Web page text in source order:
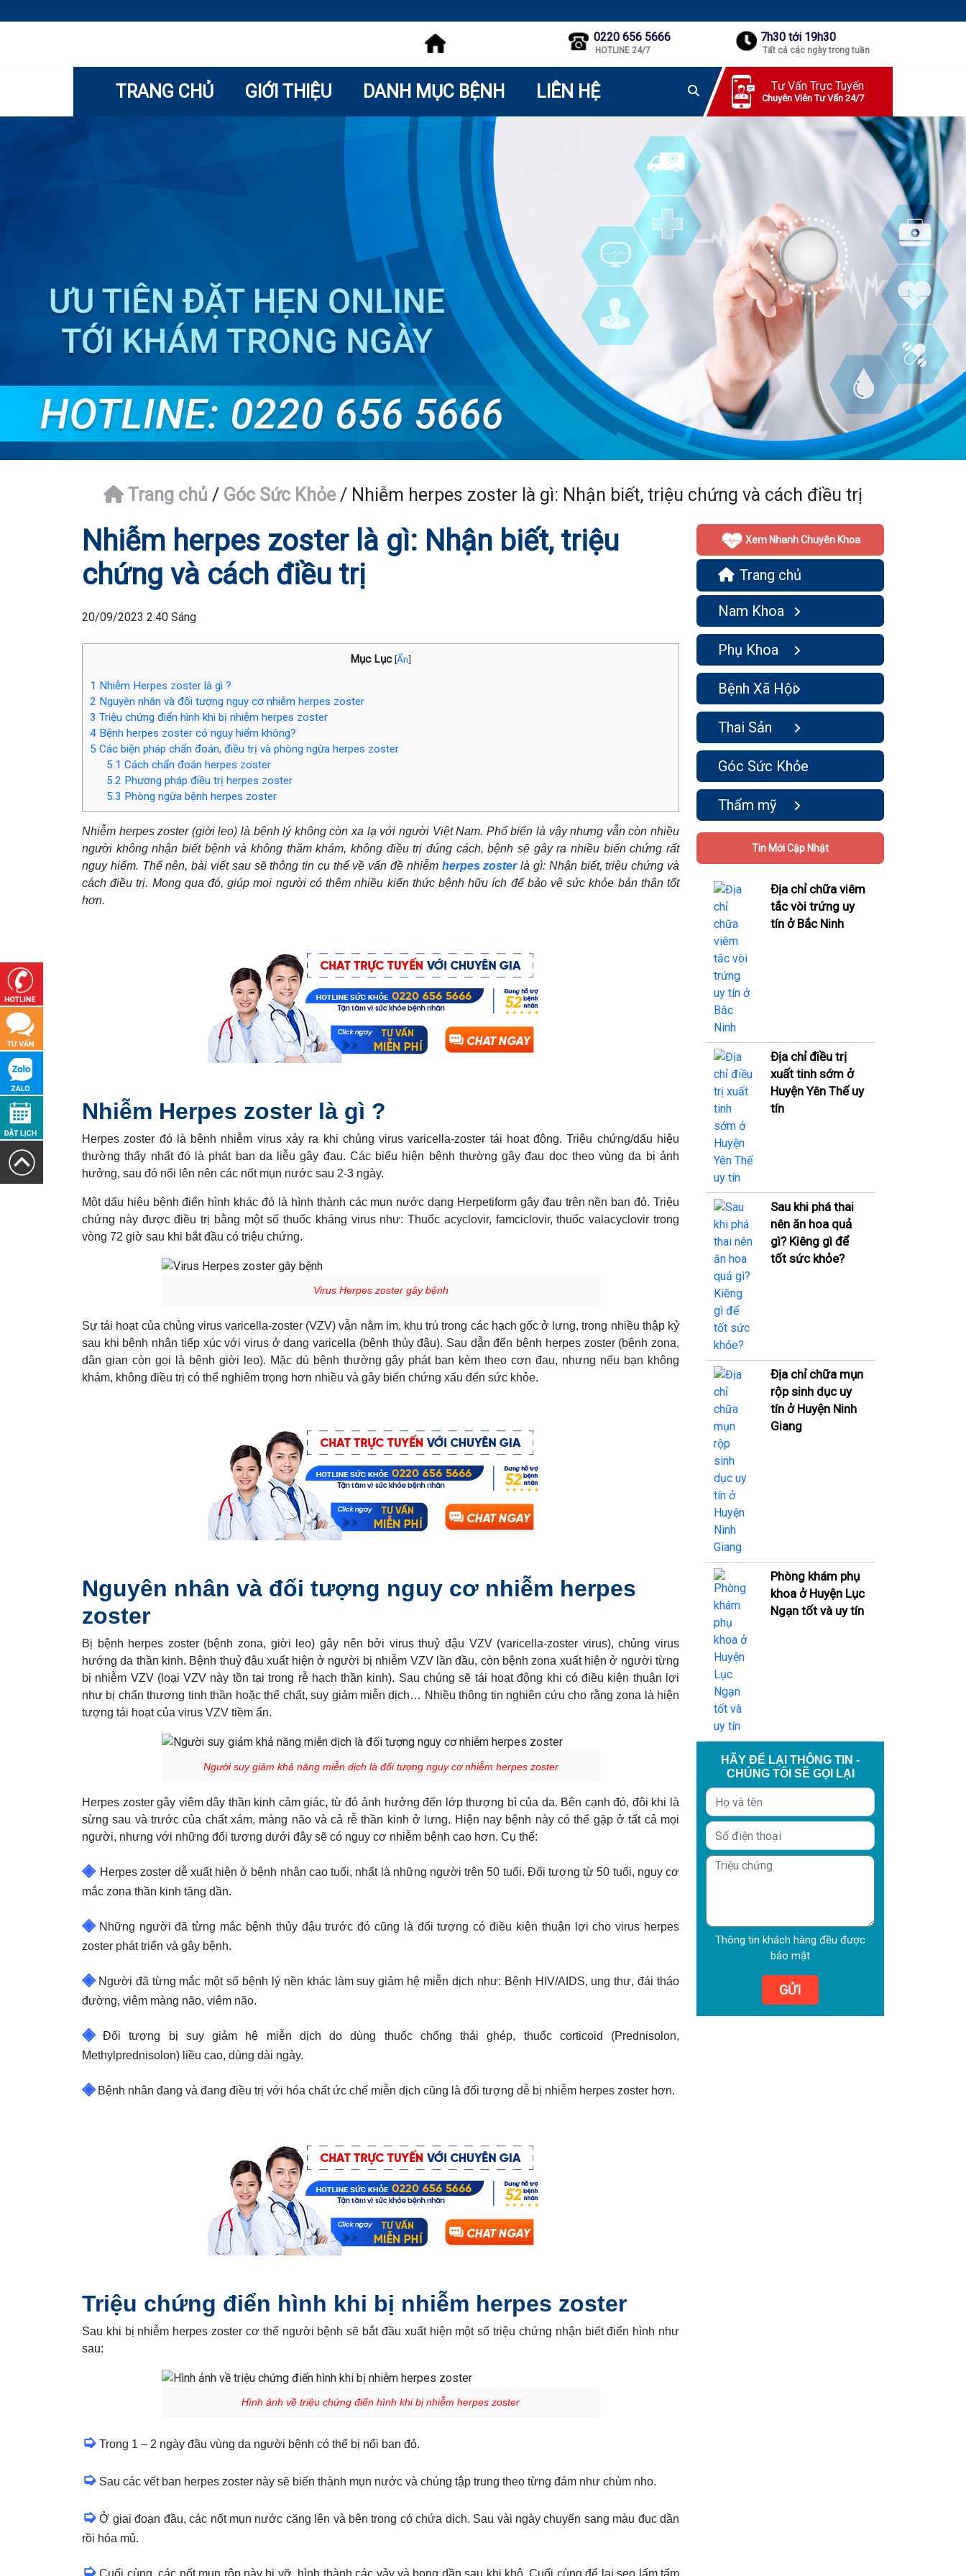
0220 656 5666
HOTLINE 24/7
7h30 tới 19h30
Tất cả các ngày trong tuần
TRANG CHỦ GIỚI THIỆU DANH MỤC BỆNH LIÊN HỆ Tư Vấn Trực Tuyến
Chuyên Viên Tư Vấn 24/7
Trang chủ / Góc Sức Khỏe/ Nhiễm herpes zoster là gì: Nhận biết, triệu chứng và cách điều trị
Nhiễm herpes zoster là gì: Nhận biết, triệu
chứng và cách điều trị
20/09/2023 2:40 Sáng
Mục Lục [Ẩn]
1 Nhiễm Herpes zoster là gì ?
2 Nguyên nhân và đối tượng nguy cơ nhiễm herpes zoster
3 Triệu chứng điển hình khi bị nhiễm herpes zoster
4 Bệnh herpes zoster có nguy hiểm không?
5 Các biện pháp chẩn đoán, điều trị và phòng ngừa herpes zoster
5.1 Cách chẩn đoán herpes zoster
5.2 Phương pháp điều trị herpes zoster
5.3 Phòng ngừa bệnh herpes zoster
Nhiễm herpes zoster (giời leo) là bệnh lý không còn xa lạ với người Việt Nam. Phổ biến là vậy nhưng vẫn còn nhiều
người không nhận biết bệnh và không thăm khám, không điều trị đúng cách, bệnh sẽ gây ra nhiều biến chứng rất
nguy hiểm. Thế nên, bài viết sau sẽ thông tin cụ thể về vấn đề nhiễmherpes zosterlà gì: Nhận biết, triệu chứng và
cách điều trị. Mong qua đó, giúp mọi người có thêm nhiều kiến thức bệnh hữu ích để bảo vệ sức khỏe bản thân tốt
hơn.
Nhiễm Herpes zoster là gì ?
Herpes zoster đó là bệnh nhiễm virus xảy ra khi chủng virus varicella-zoster tái hoạt động. Triệu chứng/dấu hiệu
thường thấy nhất đó là phát ban da liễu gây đau. Các biểu hiện bệnh thường gây đau dọc theo vùng da bị ảnh
hưởng, sau đó nổi lên nên các nốt mụn nước sau 2-3 ngày.
Một dấu hiệu bệnh điển hình khác đó là hình thành các mụn nước dạng Herpetiform gây đau trên nền ban đỏ. Triệu
chứng này được điều trị bằng một số thuốc kháng virus như: Thuốc acyclovir, famciclovir, thuốc valacyclovir trong
vòng 72 giờ sau khi bắt đầu có triệu chứng.
Virus Herpes zoster gây bệnh
Sự tái hoạt của chủng virus varicella-zoster (VZV) vẫn nằm im, khu trú trong các hạch gốc ở lưng, trong nhiều thập kỷ
sau khi bệnh nhân tiếp xúc với virus ở dạng varicella (bệnh thủy đậu). Sau dẫn đến bệnh herpes zoster(bệnh zona,
dân gian còn gọi là bệnh giời leo). Mặc dù bệnh thường gây phát ban kèm theo cơn đau, nhưng nếu bạn không
khám, không điều trị có thể nghiêm trọng hơn nhiều và gây biến chứng xấu đến sức khỏe.
Nguyên nhân và đối tượng nguy cơ nhiễm herpes
zoster
Bị bệnh herpes zoster (bệnh zona, giời leo) gây nên bởi virus thuỷ đậu VZV (varicella-zoster virus), chủng virus
hướng da thần kinh. Bệnh thuỷ đậu xuất hiện ở người bị nhiễm VZV lần đầu, còn bệnh zona xuất hiện ở người từng
bị nhiễm VZV (loại VZV này tồn tại trong rễ hạch thần kinh). Sau chúng sẽ tái hoạt động khi có điều kiện thuận lợi
như bị chấn thương tinh thần hoặc thể chất, suy giảm miễn dịch… Nhiều thông tin nghiên cứu cho rằng zona là hiện
tượng tái hoạt của virus VZV tiềm ẩn.
Người suy giảm khả năng miễn dịch là đối tượng nguy cơ nhiễm herpes zoster
Herpes zostergây viêm dây thần kinh cảm giác, từ đó ảnh hưởng đến lớp thượng bì của da. Bên cạnh đó, đôi khi là
sừng sau và trước của chất xám, màng não và cả rễ thần kinh ở lưng. Hiện nay bệnh này có thể gặp ở tất cả mọi
người, nhưng với những đối tượng dưới đây sẽ có nguy cơ nhiễm bệnh cao hơn. Cụ thể:
◈ Herpes zoster dễ xuất hiện ở bệnh nhân cao tuổi, nhất là những người trên 50 tuổi. Đối tượng từ 50 tuổi, nguy cơ
mắc zona thần kinh tăng dần.
◈Những người đã từng mắc bệnh thủy đậu trước đó cũng là đối tượng có điều kiện thuận lợi cho virus herpes
zoster phát triển và gây bệnh.
◈Người đã từng mắc một số bệnh lý nền khác làm suy giảm hệ miễn dịch như: Bệnh HIV/AIDS, ung thư, đái tháo
đường, viêm màng não, viêm não.
◈Đối tượng bị suy giảm hệ miễn dịch do dùng thuốc chống thải ghép, thuốc corticoid (Prednisolon,
Methylprednisolon) liều cao, dùng dài ngày.
◈Bệnh nhân đang và đang điều trị với hóa chất ức chế miễn dịch cũng là đối tượng dễ bị nhiễm herpes zoster hơn.
Triệu chứng điển hình khi bị nhiễm herpes zoster
Sau khi bị nhiễm herpes zoster cơ thể người bệnh sẽ bắt đầu xuất hiện một số triệu chứng nhận biết điển hình như
sau:
Hình ảnh về triệu chứng điển hình khi bị nhiễm herpes zoster
➭ Trong 1 – 2 ngày đầu vùng da người bệnh có thể bị nổi ban đỏ.
➭ Sau các vết ban herpes zoster này sẽ biến thành mụn nước và chúng tập trung theo từng đám như chùm nho.
➭ Ở giai đoạn đầu, các nốt mụn nước căng lên và bên trong có chứa dịch. Sau vài ngày chuyển sang màu đục dần
rồi hóa mủ.
➭
Xem Nhanh Chuyên Khoa
Trang chủ
Nam Khoa
Phụ Khoa
Bệnh Xã Hội
Thai Sản
Góc Sức Khỏe
Thẩm mỹ
Tin Mới Cập Nhật
Địa chỉ chữa viêm
tắc vòi trứng uy
tín ở Bắc Ninh
Địa chỉ điều trị
xuất tinh sớm ở
Huyện Yên Thế uy
tín
Sau khi phá thai
nên ăn hoa quả
gì? Kiêng gì để
tốt sức khỏe?
Địa chỉ chữa mụn
rộp sinh dục uy
tín ở Huyện Ninh
Giang
Phòng khám phụ
khoa ở Huyện Lục
Ngạn tốt và uy tín
HÃY ĐỂ LẠI THÔNG TIN -
CHÚNG TÔI SẼ GỌI LẠI
Thông tin khách hàng đều được
bảo mật
GỬI